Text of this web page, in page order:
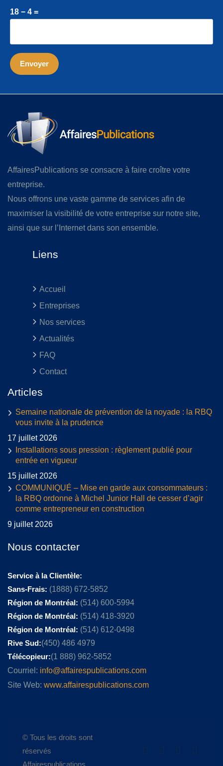
18 − 4 =
AffairesPublications se consacre à faire croître votre
entreprise.
Nous offrons une vaste gamme de services afin de
maximiser la visibilité de votre entreprise sur notre site,
ainsi que sur l’Internet dans son ensemble.
Liens
Accueil
Entreprises
Nos services
Actualités
FAQ
Contact
Articles
Semaine nationale de prévention de la noyade : la RBQ
vous invite à la prudence
17 juillet 2026
Installations sous pression : règlement publié pour
entrée en vigueur
15 juillet 2026
COMMUNIQUÉ – Mise en garde aux consommateurs :
la RBQ ordonne à Michel Junior Hall de cesser d’agir
comme entrepreneur en construction
9 juillet 2026
Nous contacter
Service à la Clientèle:
Sans-Frais: (1888) 672-5852
Région de Montréal: (514) 600-5994
Région de Montréal: (514) 418-3920
Région de Montréal: (514) 612-0498
Rive Sud:(450) 486 4979
Télécopieur:(1 888) 962-5852
Courriel: info@affairespublications.com
Site Web: www.affairespublications.com
© Tous les droits sont
réservés
Affairespublications.